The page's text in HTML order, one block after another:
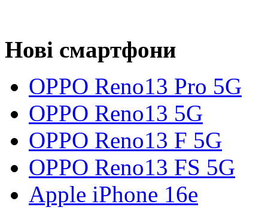
Нові смартфони
OPPO Reno13 Pro 5G
OPPO Reno13 5G
OPPO Reno13 F 5G
OPPO Reno13 FS 5G
Apple iPhone 16e